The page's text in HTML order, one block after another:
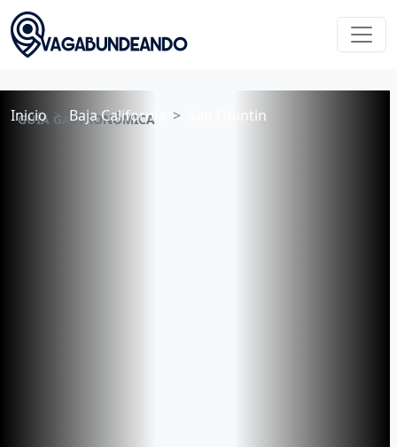
Inicio Baja California San Quintin
GUÍA GASTRONÓMICA